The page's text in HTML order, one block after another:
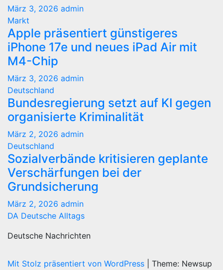
März 3, 2026 admin
Markt
Apple präsentiert günstigeres
iPhone 17e und neues iPad Air mit
M4-Chip
März 3, 2026 admin
Deutschland
Bundesregierung setzt auf KI gegen
organisierte Kriminalität
März 2, 2026 admin
Deutschland
Sozialverbände kritisieren geplante
Verschärfungen bei der
Grundsicherung
März 2, 2026 admin
DA Deutsche Alltags
Deutsche Nachrichten
Mit Stolz präsentiert von WordPress
Theme: Newsup